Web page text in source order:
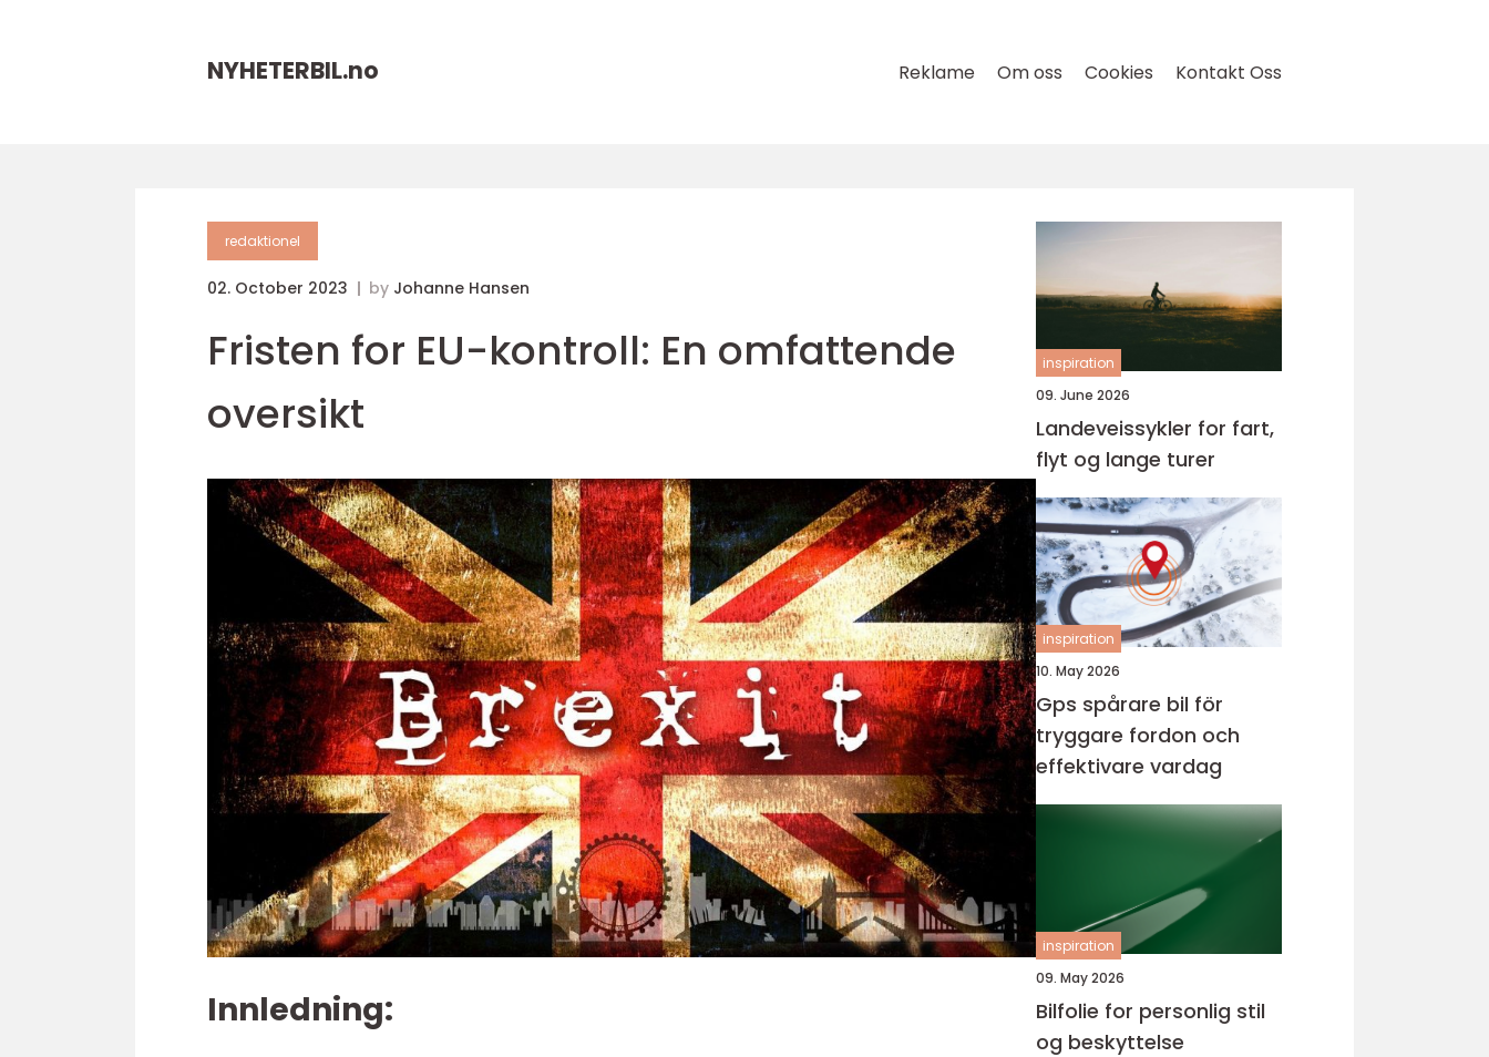
NYHETERBIL.no Reklame Om oss Cookies Kontakt Oss
redaktionel
02. October 2023 by Johanne Hansen
Fristen for EU-kontroll: En omfattende
oversikt
Innledning:
inspiration
09. June 2026
Landeveissykler for fart,
flyt og lange turer
inspiration
10. May 2026
Gps spårare bil för
tryggare fordon och
effektivare vardag
inspiration
09. May 2026
Bilfolie for personlig stil
og beskyttelse